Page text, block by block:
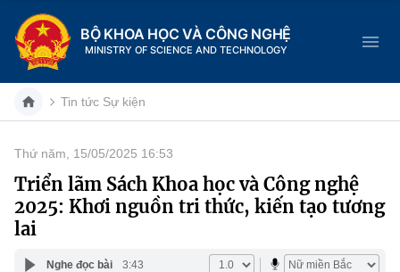
BỘ KHOA HỌC VÀ CÔNG NGHỆ
MINISTRY OF SCIENCE AND TECHNOLOGY
Danh mục
Trang chủ
Tin tức Sự kiện
Thứ năm, 15/05/2025 16:53
Triển lãm Sách Khoa học và Công nghệ
2025: Khơi nguồn tri thức, kiến tạo tương
lai
Nghe đọc bài 3:43